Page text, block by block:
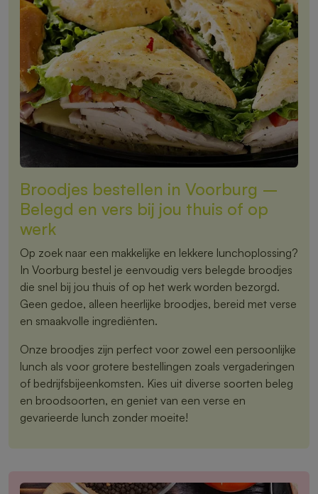
Broodjes bestellen in Voorburg –
Belegd en vers bij jou thuis of op
werk
Op zoek naar een makkelijke en lekkere lunchoplossing?
In Voorburg bestel je eenvoudig vers belegde broodjes
die snel bij jou thuis of op het werk worden bezorgd.
Geen gedoe, alleen heerlijke broodjes, bereid met verse
en smaakvolle ingrediënten.
Onze broodjes zijn perfect voor zowel een persoonlijke
lunch als voor grotere bestellingen zoals vergaderingen
of bedrijfsbijeenkomsten. Kies uit diverse soorten beleg
en broodsoorten, en geniet van een verse en
gevarieerde lunch zonder moeite!